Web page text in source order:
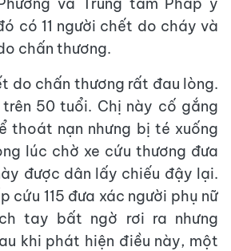
có 11 người chết do cháy và
chấn thương.
do chấn thương rất đau lòng.
trên 50 tuổi. Chị này cố gắng
thoát nạn nhưng bị té xuống
lúc chờ xe cứu thương đưa
được dân lấy chiếu đậy lại.
cứu 115 đưa xác người phụ nữ
tay bất ngờ rơi ra nhưng
khi phát hiện điều này, một